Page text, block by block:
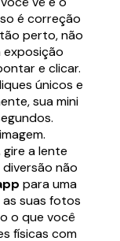
é correção
perto, não
exposição
e clicar.
únicos e
sua mini
a lente
diversão não
para uma
suas fotos
o que você
físicas com